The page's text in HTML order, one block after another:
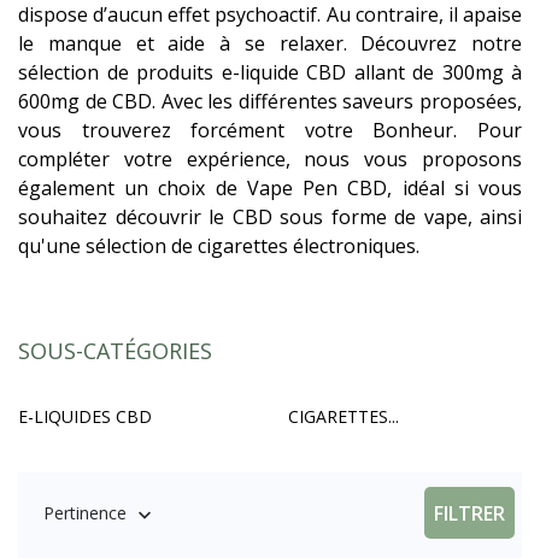
dispose d’aucun effet psychoactif. Au contraire, il apaise
le manque et aide à se relaxer. Découvrez notre
sélection de produits e-liquide CBD allant de 300mg à
600mg de CBD. Avec les différentes saveurs proposées,
vous trouverez forcément votre Bonheur. Pour
compléter votre expérience, nous vous proposons
également un choix de Vape Pen CBD, idéal si vous
souhaitez découvrir le CBD sous forme de vape, ainsi
qu'une sélection de cigarettes électroniques.
SOUS-CATÉGORIES
E-LIQUIDES CBD CIGARETTES...
Pertinence  FILTRER